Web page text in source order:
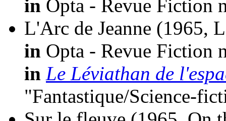
in Opta - Revue Fiction
L'Arc de Jeanne (1965,
in Opta - Revue Fiction
in Le Léviathan de
"Fantastique/Science-